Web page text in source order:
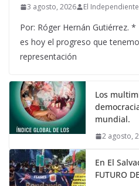
3 agosto, 2026 El Independiente
Por: Róger Hernán Gutiérrez.
es hoy el progreso que
representación
Los
mundial.
2 agosto,
En El
FUTURO